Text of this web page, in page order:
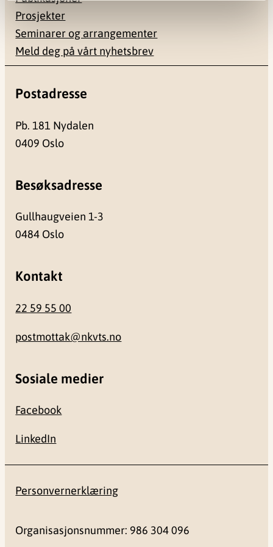
Prosjekter
Seminarer og arrangementer
Meld deg på vårt nyhetsbrev
Postadresse
Pb. 181 Nydalen
0409 Oslo
Besøksadresse
Gullhaugveien 1-3
0484 Oslo
Kontakt
22 59 55 00
postmottak@nkvts.no
Sosiale medier
Facebook
LinkedIn
Personvernerklæring
Organisasjonsnummer: 986 304 096